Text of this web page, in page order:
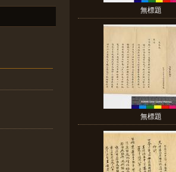
無標題
無標題